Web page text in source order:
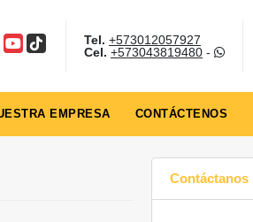
YouTube
TikTok Tel. +573012057927
Cel. +573043819480-
EMPRESA CONTÁCTENOS
Contáctanos